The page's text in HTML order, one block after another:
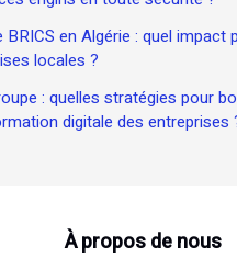
BRICS en Algérie : quel impact
locales ?
: quelles stratégies pour
digitale des entreprises
À propos de nous